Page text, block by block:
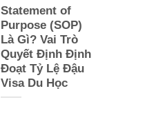
Statement of
Purpose (SOP)
Là Gì? Vai Trò
Quyết Định Định
Đoạt Tỷ Lệ Đậu
Visa Du Học